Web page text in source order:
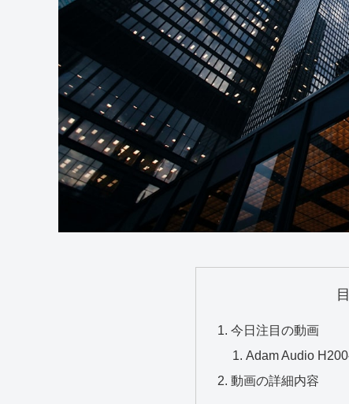
今日注目の動画
Adam Audio
動画の詳細内容